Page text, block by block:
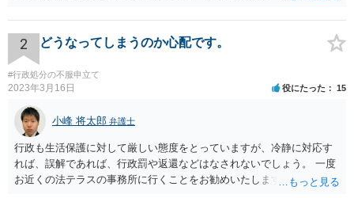
ようとしまいと現行犯逮捕できるわけです。 そこを、「サインをしな
いと逮捕する」というのは、「現行犯逮捕して刑事処分（罰金でも前
科になる）にできるが、認めてサインすれば反則処理（何千円程度の
反則金があっても前科にならない）ですませてあげる」という意味で
す。 あなたはこの警察官を非難するのではなく、感謝すべきというこ
とです。 警察官の「こんな事を言うのだったら免許証返した方がい
い」との発言ですが、実際「前の車が赤で右折進行したから、自分も
（信号無視）した」というあなたと同じ考えの人が運転をしている公
道は、きちんと交通ルールを守っている人や歩行者らにとってとても
危険なものであり怖いので、そのような人には是非とも運転免許を返
納してほしいと思うのが社会の大勢です。 実際「交通違反を繰り返せ
2 どうなってしまうのか心配です。
#行政処分の不服申立て
2023年3月16日 役にたった 15
小峰 将太郎 弁護士
行政も生活保護に対して厳しい態度をとっていますが、冷静に対応す
れば、誤解であれば、行政罰や返還などはなされないでしょう。 一度
お近くの法テラスの事務所に行くことをお勧めいたします。